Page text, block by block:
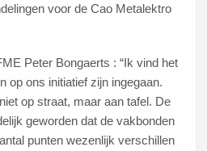
voor de Cao Metalektro
Peter Bongaerts : “Ik vind het
op ons initiatief zijn ingegaan.
op straat, maar aan tafel. De
geworden dat de vakbonden
punten wezenlijk verschillen